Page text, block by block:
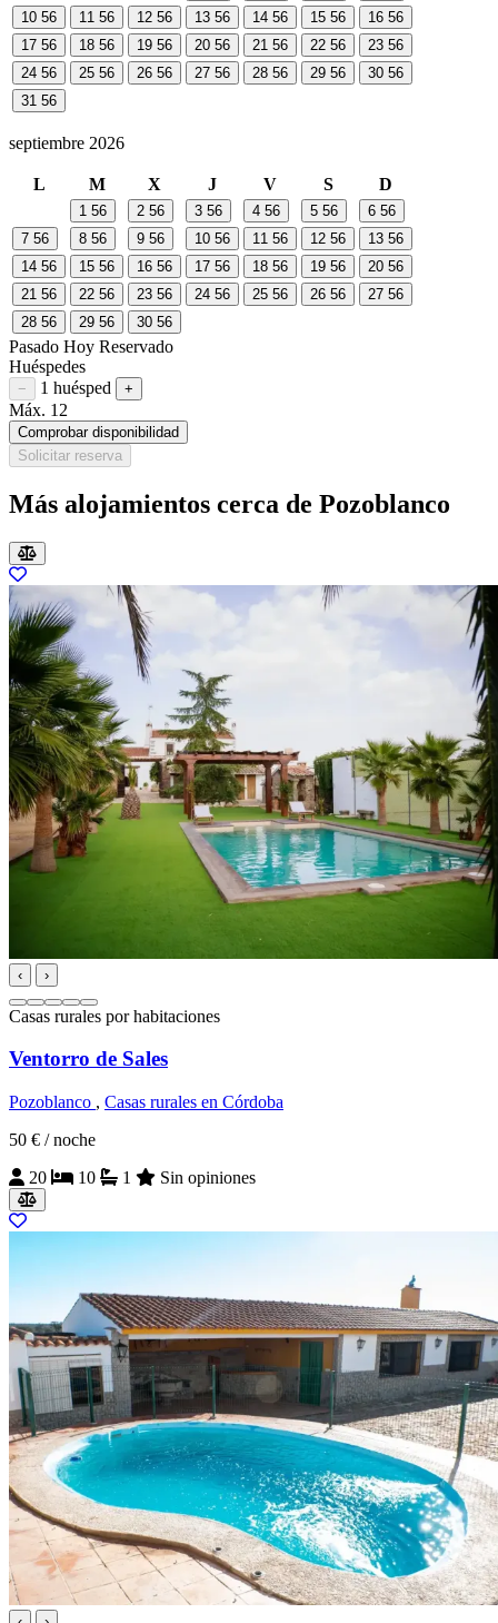
10 56 11 56 12 56 13 56 14 56 15 56 16 56
17 56 18 56 19 56 20 56 21 56 22 56 23 56
24 56 25 56 26 56 27 56 28 56 29 56 30 56
31 56
septiembre 2026
L M X J V S D
1 56 2 56 3 56 4 56 5 56 6 56
7 56 8 56 9 56 10 56 11 56 12 56 13 56
14 56 15 56 16 56 17 56 18 56 19 56 20 56
21 56 22 56 23 56 24 56 25 56 26 56 27 56
28 56 29 56 30 56
Pasado Hoy Reservado
Huéspedes
Restar huésped
− 1 huésped Sumar huésped
+
Máx. 12
Comprobar disponibilidad
Solicitar reserva
Más alojamientos cerca de Pozoblanco
‹ ›
Casas rurales por habitaciones
Ventorro de Sales
Pozoblanco , Casas rurales en Córdoba
50 € / noche
20
10 1 Sin opiniones